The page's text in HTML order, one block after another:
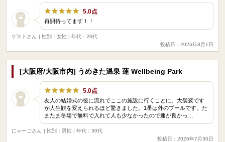
5.0点
再開待ってます！！
ゲストさん
| 性別：女性 | 年代：20代
投稿日：2026年8月1日
[大阪府/大阪市内] うめきた温泉 蓮 Wellbeing Park
5.0点
友人の結婚式の後に流れでここの施設に行くことに。大袈裟です
が人生観を変えられるほど驚きました。1番は外のプールです。た
またま冬場で無料で入れて人も少なかったので運が良かっ…
にゃーごさん
| 性別：男性 | 年代：30代
投稿日：2026年7月30日